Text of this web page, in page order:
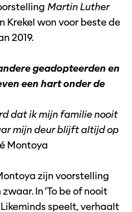
Martin Luther
Krekel won voor beste de
2019.
geadopteerden en
een hart onder de
dat ik mijn familie nooit
mijn deur blijft altijd op
Montoya
zijn voorstelling
In 'To be of nooit
speelt, verhaalt